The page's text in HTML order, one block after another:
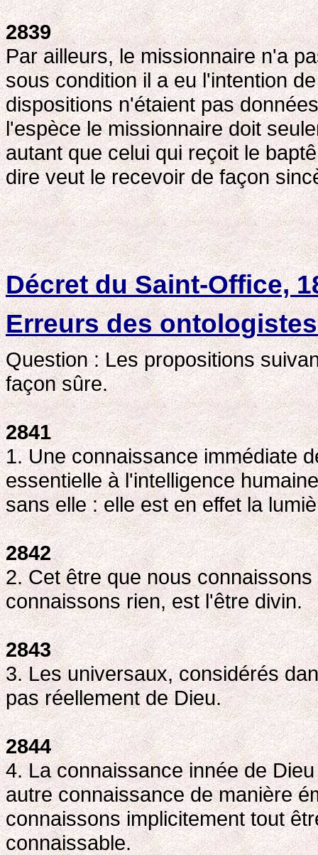
2839
Par ailleurs, le missionnaire n'a
sous condition il a eu l'intention
dispositions n'étaient pas
l'espèce le missionnaire doit
autant que celui qui reçoit le
dire veut le recevoir de façon
Décret du Saint-Office,
Erreurs des
Question : Les propositions
façon sûre.
2841
1. Une connaissance immédiate
essentielle à l'intelligence
sans elle : elle est en effet la
2842
2. Cet être que nous
connaissons rien, est l'être divin.
2843
3. Les universaux, considérés
pas réellement de Dieu.
2844
4. La connaissance innée de
autre connaissance de manière
connaissons implicitement tout
connaissable.